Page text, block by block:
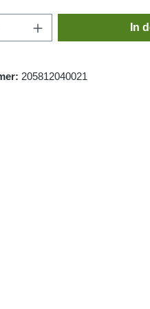
Anzahl: Gib den In
205812040021